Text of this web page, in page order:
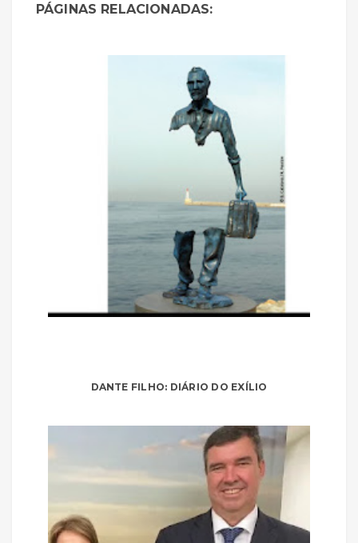
PÁGINAS RELACIONADAS:
DANTE FILHO: DIÁRIO DO EXÍLIO